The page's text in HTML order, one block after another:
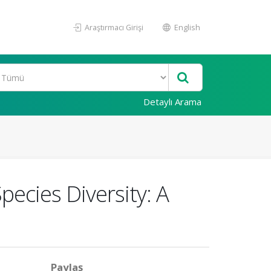
Araştırmacı Girişi English
Detaylı Arama
Diversity: A
Paylaş